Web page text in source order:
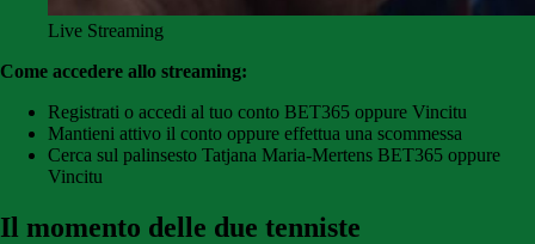
Live Streaming
Come accedere allo streaming:
Registrati o accedi al tuo conto BET365 oppure Vincitu
Mantieni attivo il conto oppure effettua una scommessa
Cerca sul palinsesto Tatjana Maria-Mertens BET365 oppure
Vincitu
Il momento delle due tenniste